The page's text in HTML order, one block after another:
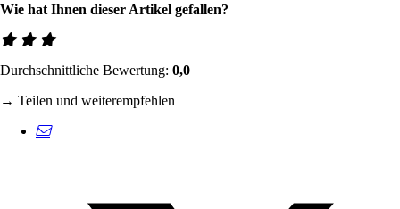
Wie hat Ihnen dieser Artikel gefallen?
Durchschnittliche Bewertung: 0,0
→ Teilen und weiterempfehlen